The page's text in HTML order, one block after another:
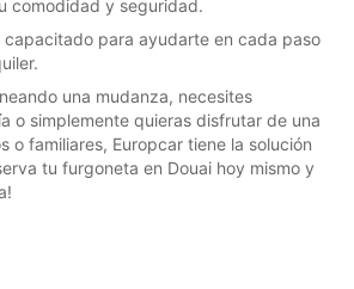
comodidad y seguridad.
capacitado para ayudarte en cada paso
una mudanza, necesites
o simplemente quieras disfrutar de una
o familiares, Europcar tiene la solución
tu furgoneta en Douai hoy mismo y